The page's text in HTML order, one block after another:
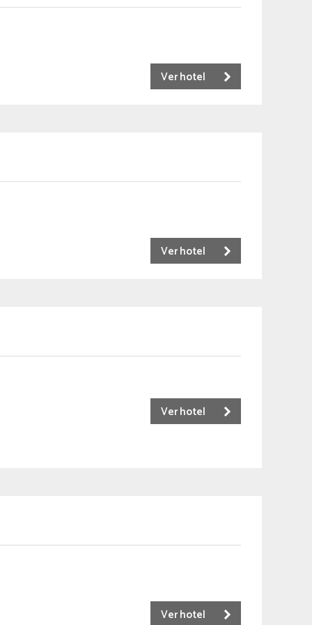
Ver hotel
Ver hotel
Ver hotel
Ver hotel